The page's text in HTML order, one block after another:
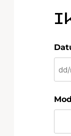
DD
MM